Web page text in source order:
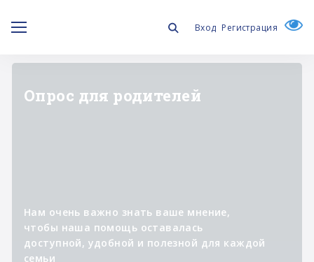
Вход Регистрация
"ЛИЧНОЕ ДЕЛО"
реализации программ фонда,
помогая изменять к лучшему